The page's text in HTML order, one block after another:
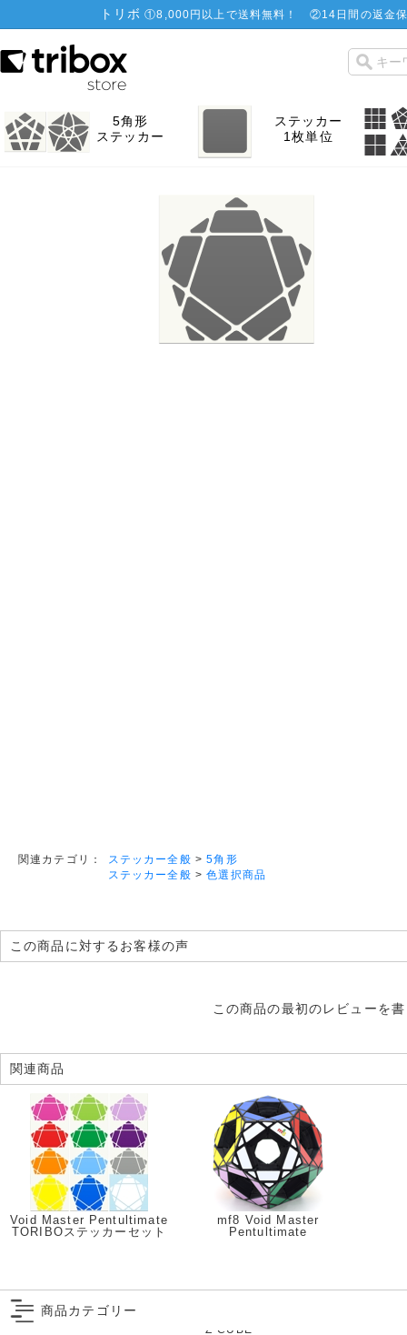
トリボ ①8,000円以上で送料無料！ ②14日間の返金
5角形
ステッカー
ステッカー
1枚単位
関連カテゴリ： ステッカー全般 >5角形
ステッカー全般 >色選択商品
この商品に対するお客様の声
この商品の最初のレビューを
関連商品
Void Master Pentultimate
TORIBOステッカーセット
mf8 Void Master
Pentultimate
商品カテゴリー